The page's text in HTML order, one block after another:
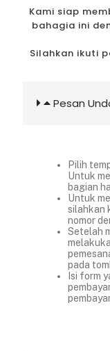
Kami siap
bahagia ini
Silahkan ikuti
Pesan
Pilih
Untuk
bagian
Untuk
silahkan
nomor
Setelah
pada
Isi form